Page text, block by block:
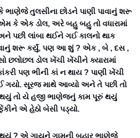
કે ભાણેજે તુલસીના છોડને પાણી પાવાનું શરૂ
કે એક ડોલ, અરે બહુ બહુ તો વધારામાં
પછી લાંબા થઈને ગઈ કાલનો થાક
શરૂ કર્યું, પણ આ શું ? એક , બે , દસ ,
છલોછલ ડોલ ખેંચી ખેંચીને ક્યારામાં
પણ ભીની કાં ન થાય ? પાણી ખેંચી
ગયો. સૂરજ માથે આવ્યો અને તે પછી તો
તો યે હજી ભાણેજનું કામ પૂરું થયું
ફેંકીને એ હેઠો બેસી પડ્યો.
થયું ? એ ગાયને ગામની બહાર ભાણેજે